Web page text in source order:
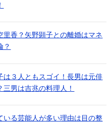
里香？矢野顕子との離婚はマネ
？
は３人ともスゴイ！長男は元俳
男は吉兆の料理人！
いる芸能人が多い理由は目の整